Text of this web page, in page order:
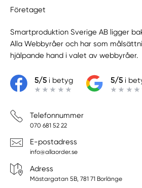
Företaget
Smartproduktion Sverige AB ligger
Alla Webbyråer och har som
hjälpande hand i valet av webbyråer.
5/5i betyg 5/5i
Telefonnummer
070 681 52 22
E-postadress
info@allaorder.se
Adress
Mästargatan 5B, 781 71 Borlänge